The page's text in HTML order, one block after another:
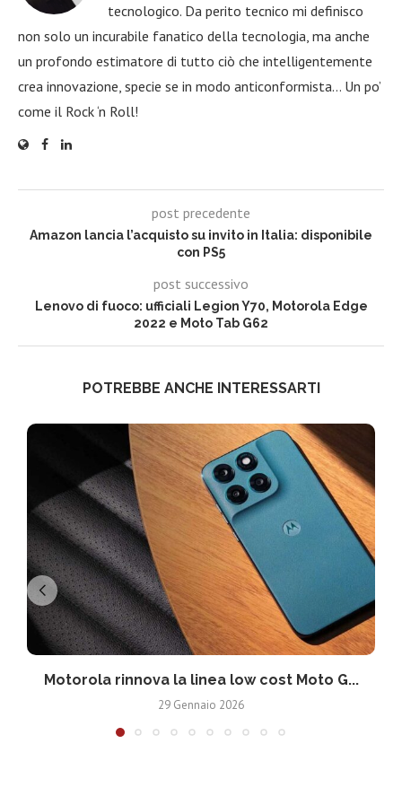
tecnologico. Da perito tecnico mi definisco
non solo un incurabile fanatico della tecnologia, ma anche
un profondo estimatore di tutto ciò che intelligentemente
crea innovazione, specie se in modo anticonformista… Un po’
come il Rock ‘n Roll!
post precedente
Amazon lancia l’acquisto su invito in Italia: disponibile
con PS5
post successivo
Lenovo di fuoco: ufficiali Legion Y70, Motorola Edge
2022 e Moto Tab G62
POTREBBE ANCHE INTERESSARTI
Motorola rinnova la linea low cost Moto G...
29 Gennaio 2026